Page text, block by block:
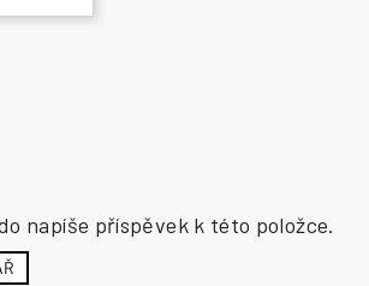
napíše příspěvek k této položce.